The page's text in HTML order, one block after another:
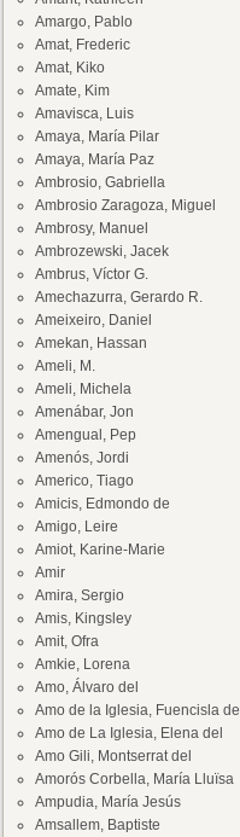
Amargo, Pablo
Amat, Frederic
Amat, Kiko
Amate, Kim
Amavisca, Luis
Amaya, María Pilar
Amaya, María Paz
Ambrosio, Gabriella
Ambrosio Zaragoza, Miguel
Ambrosy, Manuel
Ambrozewski, Jacek
Ambrus, Víctor G.
Amechazurra, Gerardo R.
Ameixeiro, Daniel
Amekan, Hassan
Ameli, M.
Ameli, Michela
Amenábar, Jon
Amengual, Pep
Amenós, Jordi
Americo, Tiago
Amicis, Edmondo de
Amigo, Leire
Amiot, Karine-Marie
Amir
Amira, Sergio
Amis, Kingsley
Amit, Ofra
Amkie, Lorena
Amo, Álvaro del
Amo de la Iglesia, Fuencisla del
Amo de La Iglesia, Elena del
Amo Gili, Montserrat del
Amorós Corbella, María Lluïsa
Ampudia, María Jesús
Amsallem, Baptiste